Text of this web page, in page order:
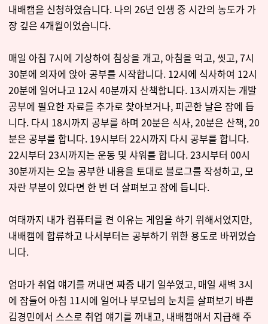
내배캠을 신청하였습니다. 나의 26년 인생 중 시간의 농도가 가
장 깊은 4개월이었습니다.
매일 아침 7시에 기상하여 침상을 개고, 아침을 먹고, 씻고, 7시
30분에 의자에 앉아 공부를 시작합니다. 12시에 식사하여 12시
20분에 일어나고 12시 40분까지 산책합니다. 13시까지는 개발
공부에 필요한 자료를 추가로 찾아보거나, 피곤한 날은 잠에 듭
니다. 다시 18시까지 공부를 하며 20분은 식사, 20분은 산책, 20
분은 공부를 합니다. 19시부터 22시까지 다시 공부를 합니다.
22시부터 23시까지는 운동 및 샤워를 합니다. 23시부터 00시
30분까지는 오늘 공부한 내용을 토대로 블로그를 작성하고, 모
자란 부분이 있다면 한 번 더 살펴보고 잠에 듭니다.
여태까지 내가 컴퓨터를 켠 이유는 게임을 하기 위해서였지만,
내배캠에 합류하고 나서부터는 공부하기 위한 용도로 바뀌었습
니다.
엄마가 취업 얘기를 꺼내면 짜증 내기 일쑤였고, 매일 새벽 3시
에 잠들어 아침 11시에 일어나 부모님의 눈치를 살펴보기 바쁜
김경민에서 스스로 취업 얘기를 꺼내고, 내배캠애서 지급해 주